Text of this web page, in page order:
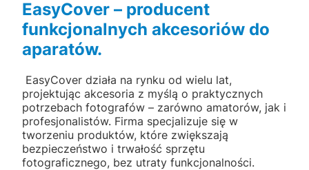
EasyCover – producent
funkcjonalnych akcesoriów do
aparatów.
EasyCover działa na rynku od wielu lat,
projektując akcesoria z myślą o praktycznych
potrzebach fotografów – zarówno amatorów, jak i
profesjonalistów. Firma specjalizuje się w
tworzeniu produktów, które zwiększają
bezpieczeństwo i trwałość sprzętu
fotograficznego, bez utraty funkcjonalności.